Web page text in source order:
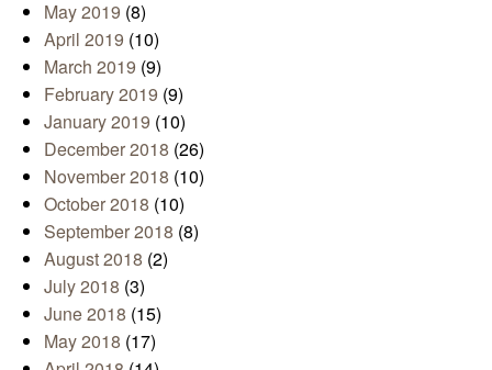
May 2019 (8)
April 2019 (10)
March 2019 (9)
February 2019 (9)
January 2019 (10)
December 2018 (26)
November 2018 (10)
October 2018 (10)
September 2018 (8)
August 2018 (2)
July 2018 (3)
June 2018 (15)
May 2018 (17)